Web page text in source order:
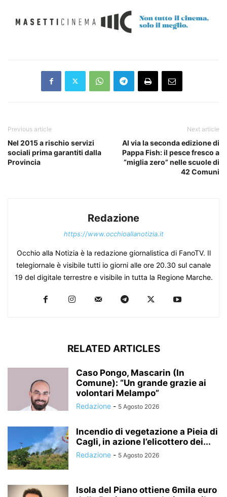
Previous article
Nel 2015 a rischio servizi
sociali prima garantiti dalla
Provincia
Next article
Al via la seconda edizione di
Pappa Fish: il pesce fresco a
“miglia zero” nelle scuole di
42 Comuni
Redazione
https://www.occhioallanotizia.it
Occhio alla Notizia è la redazione giornalistica di FanoTV. Il
telegiornale è visibile tutti io giorni alle ore 20.30 sul canale
19 del digitale terrestre e visibile in tutta la Regione Marche.
RELATED ARTICLES
Caso Pongo, Mascarin (In
Comune): “Un grande grazie ai
volontari Melampo”
Redazione - 5 Agosto 2026
Incendio di vegetazione a Pieia di
Cagli, in azione l’elicottero dei...
Redazione - 5 Agosto 2026
Isola del Piano ottiene 6mila euro